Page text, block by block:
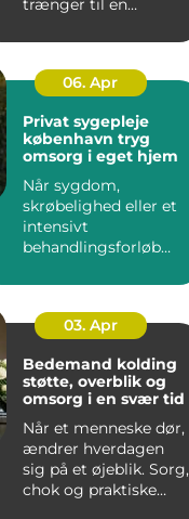
dygtig VVSer...
06. Apr
Privat sygepleje
københavn tryg
omsorg i eget hjem
Når sygdom,
skrøbelighed eller et
intensivt
behandlingsforløb
oplever mange, at
de...
03. Apr
Bedemand kolding
støtte, overblik og
omsorg i en svær tid
Når et menneske dør,
ændrer hverdagen
sig på et øjeblik. Sorg,
chok og praktiske